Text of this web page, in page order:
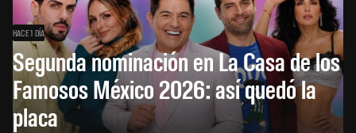
HACE 1 DÍA
Segunda nominación en La Casa de los
Famosos México 2026: así quedó la
placa